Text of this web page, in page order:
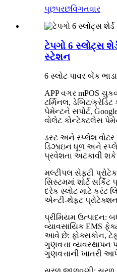
પૂછપરછવિગતવાર
ટેપગો 6 સ્લોટ્સ
સ્ટેશન
6 સ્લોટ પાવર બેંક
APP વગર mPOS
ટર્મિનલ, ડેબિટ/
પેમેન્ટને સપોર્ટ,
વોલેટ કોન્ટેક્ટલેસ
ડસ્ટ અને સ્પ્લેશ વોટર
ડિઝાઇન ધૂળ અને
પ્રવેશતા અટકાવી
મલ્ટીપલ સેફ્ટી
સિસ્ટમમાં શોર્ટ
દરેક સ્લોટ માટે કરંટ
એન્ટી-થેફ્ટ
પ્રીમિયમ ઉત્પાદન:
વ્યાવસાયિક EMS
આવે છે: ફોક્સકોન,
ગુણવત્તા વ્યવસ્થાપન
ગુણવત્તાની ખાતરી